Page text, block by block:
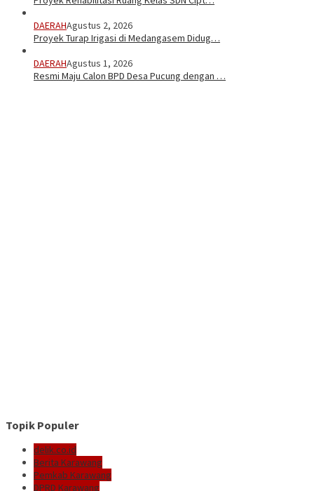
DAERAHAgustus 2, 2026
Proyek Turap Irigasi di Medangasem Didug…
DAERAHAgustus 1, 2026
Resmi Maju Calon BPD Desa Pucung dengan …
Topik Populer
delik.co.id
Berita Karawang
Pemkab Karawang
DPRD Karawang